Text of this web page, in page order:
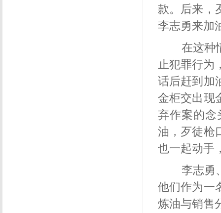
款。后来，
李志勇来加
在这种
止犯罪行为
话后赶到加
金柜交出现
弃作案的念
油，歹徒枪
也一起动手
李志勇
他们作为一
炼油与销售